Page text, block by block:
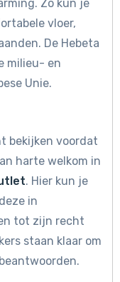
Zo kun je
vloer,
De Hebeta
milieu- en
Unie.
bekijken voordat
harte welkom in
. Hier kun je
in
tot zijn recht
staan klaar om